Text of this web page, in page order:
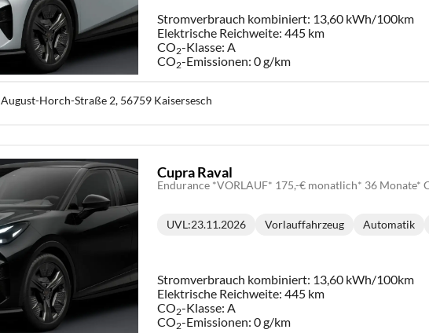
Stromverbrauch kombiniert: 13,60 kWh/100km
Elektrische Reichweite: 445 km
CO2-Klasse: A
CO2-Emissionen:0 g/km
August-Horch-Straße 2, 56759 Kaisersesch
Cupra Raval
Lieferzeit:
UVL:23.11.2026 Vorlauffahrzeug
Getriebe:
Automatik
Stromverbrauch kombiniert: 13,60 kWh/100km
Elektrische Reichweite: 445 km
CO2-Klasse: A
CO2-Emissionen:0 g/km